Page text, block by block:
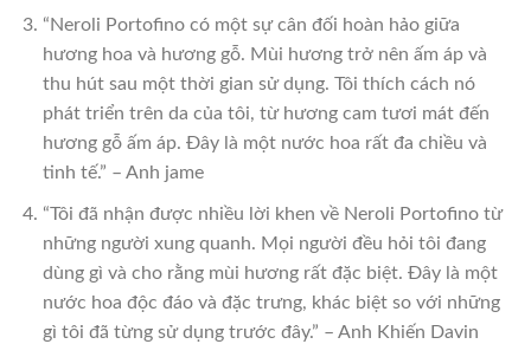
“Neroli Portofino có một sự cân đối hoàn hảo giữa
hương hoa và hương gỗ. Mùi hương trở nên ấm áp và
thu hút sau một thời gian sử dụng. Tôi thích cách nó
phát triển trên da của tôi, từ hương cam tươi mát đến
hương gỗ ấm áp. Đây là một nước hoa rất đa chiều và
tinh tế.” – Anh jame
“Tôi đã nhận được nhiều lời khen về Neroli Portofino từ
những người xung quanh. Mọi người đều hỏi tôi đang
dùng gì và cho rằng mùi hương rất đặc biệt. Đây là một
nước hoa độc đáo và đặc trưng, khác biệt so với những
gì tôi đã từng sử dụng trước đây.” – Anh Khiến Davin